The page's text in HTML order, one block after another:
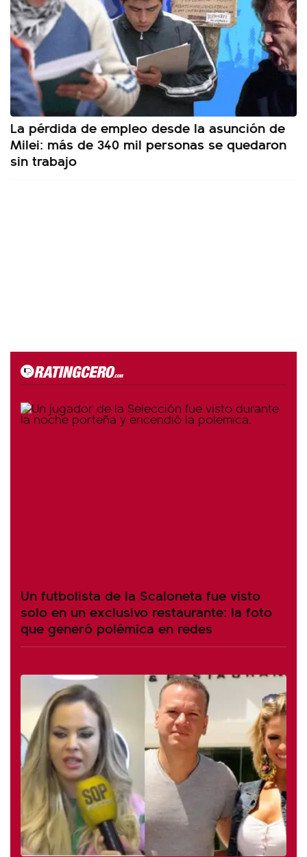
La pérdida de empleo desde la asunción de
Milei: más de 340 mil personas se quedaron
sin trabajo
Un futbolista de la Scaloneta fue visto
solo en un exclusivo restaurante: la foto
que generó polémica en redes